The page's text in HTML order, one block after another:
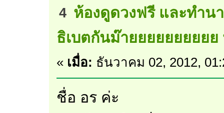
4 ห้องดูดวงฟรี และทำน
ธิเบตกันม๊ายยยยยยยยยย
« เมื่อ: ธันวาคม 02, 2012,
ชื่อ อร ค่ะ